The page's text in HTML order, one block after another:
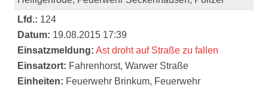
Lfd.: 124
Datum: 19.08.2015 17:39
Einsatzmeldung: Ast droht auf Straße zu fallen
Einsatzort: Fahrenhorst, Warwer Straße
Einheiten: Feuerwehr Brinkum, Feuerwehr